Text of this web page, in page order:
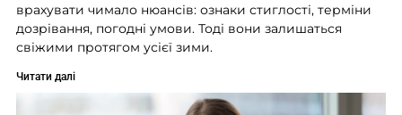
врахувати чимало нюансів: ознаки стиглості, терміни
дозрівання, погодні умови. Тоді вони залишаться
свіжими протягом усієї зими.
Читати далі